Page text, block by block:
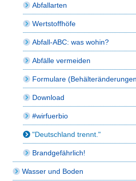
Abfallarten
Wertstoffhöfe
Abfall-ABC: was wohin?
Abfälle vermeiden
Formulare
Download
#wirfuerbio
"Deutschland trennt."
Brandgefährlich!
Wasser und Boden